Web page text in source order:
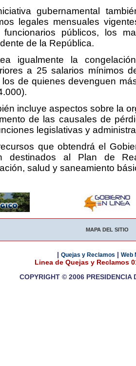
gubernamental
legales mensuales
funcionarios públicos, los
de la República.
igualmente la
a 25 salarios mínimos
los de quienes devenguen
incluye aspectos sobre la
de las causales de
legislativas y
que obtendrá el
destinados al Plan de
salud y saneamiento
MAPA DEL SITIO
| Quejas y Reclamos | Web
Linea de Quejas y Reclamos
COPYRIGHT © 2006 PRESIDENCIA